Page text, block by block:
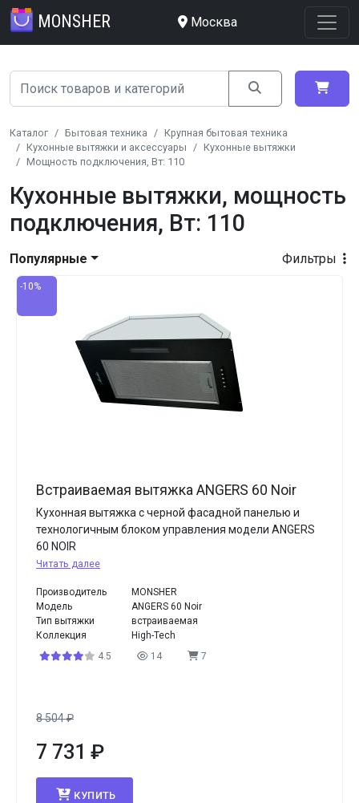
MONSHER Москва
Каталог Бытовая техника
Крупная бытовая техника
Кухонные вытяжки и аксессуары
Кухонные вытяжки
Мощность подключения, Вт: 110
Кухонные вытяжки, мощность
подключения, Вт: 110
Фильтры
Популярные
-10%
Встраиваемая вытяжка ANGERS 60 Noir
Кухонная вытяжка с черной фасадной панелью и
технологичным блоком управления модели ANGERS
60 NOIR
Читать далее
Производитель
MONSHER
Модель
ANGERS 60 Noir
Тип вытяжки
встраиваемая
Коллекция
High-Tech
4.5
14 7
8 504₽
7 731 ₽
КУПИТЬ